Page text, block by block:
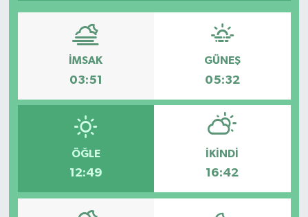
İMSAK
03:51
GÜNEŞ
05:32
ÖĞLE
12:49
İKINDI
16:42